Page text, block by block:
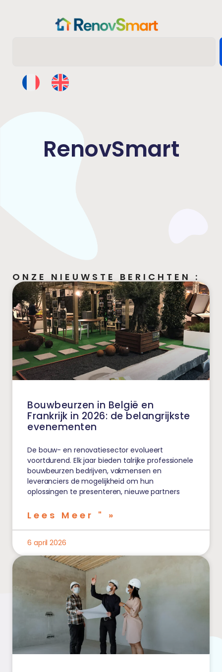
RenovSmart
ONZE NIEUWSTE BERICHTEN :
Bouwbeurzen in België en
Frankrijk in 2026: de belangrijkste
evenementen
De bouw- en renovatiesector evolueert
voortdurend. Elk jaar bieden talrijke professionele
bouwbeurzen bedrijven, vakmensen en
leveranciers de mogelijkheid om hun
oplossingen te presenteren, nieuwe partners
Lees Meer " »
6 april 2026